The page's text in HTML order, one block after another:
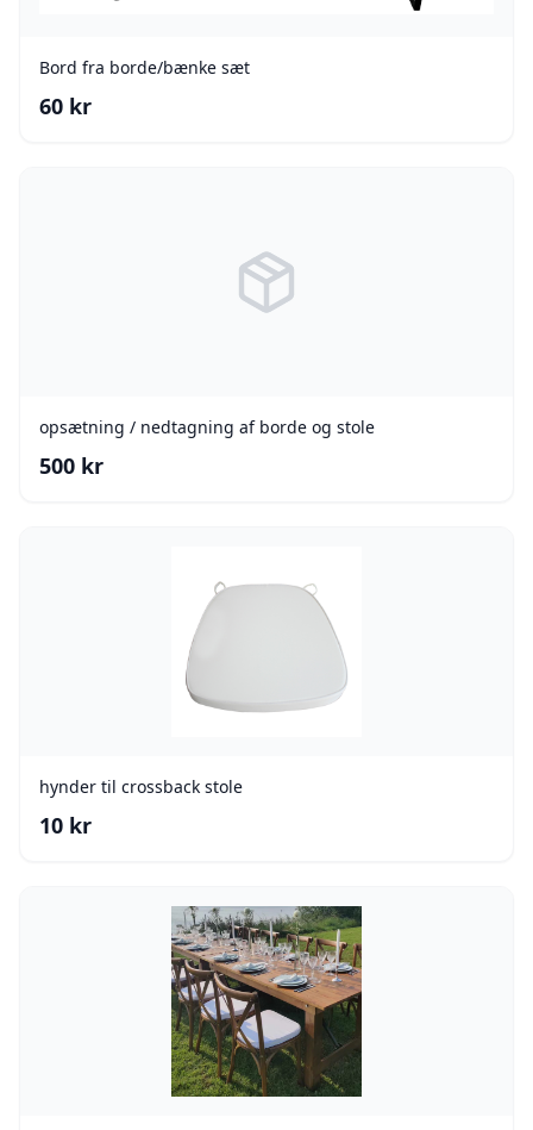
Bord fra borde/bænke sæt
60 kr
opsætning / nedtagning af borde og stole
500 kr
hynder til crossback stole
10 kr